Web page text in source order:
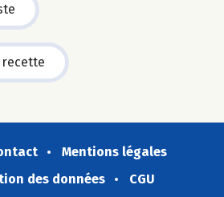
Mentions légales
des données
CGU